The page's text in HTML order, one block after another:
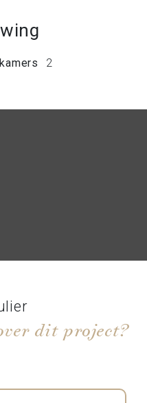
2
dit project?